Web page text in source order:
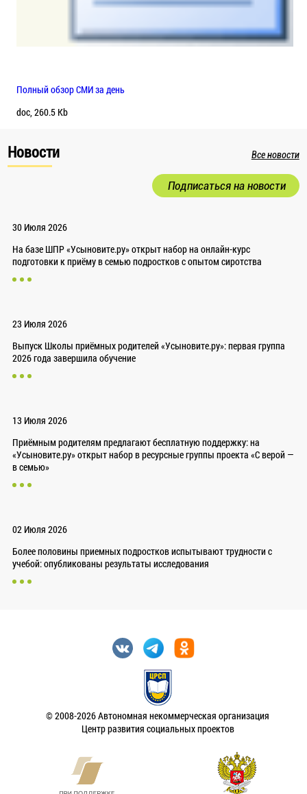
Полный обзор СМИ за день
doc, 260.5 Kb
Новости Все новости
Подписаться на новости
30 Июля 2026
На базе ШПР «Усыновите.ру» открыт набор на онлайн-курс
подготовки к приёму в семью подростков с опытом сиротства
23 Июля 2026
Выпуск Школы приёмных родителей «Усыновите.ру»: первая группа
2026 года завершила обучение
13 Июля 2026
Приёмным родителям предлагают бесплатную поддержку: на
«Усыновите.ру» открыт набор в ресурсные группы проекта «С верой —
в семью»
02 Июля 2026
Более половины приемных подростков испытывают трудности с
учебой: опубликованы результаты исследования
© 2008-2026 Автономная некоммерческая организация
Центр развития социальных проектов